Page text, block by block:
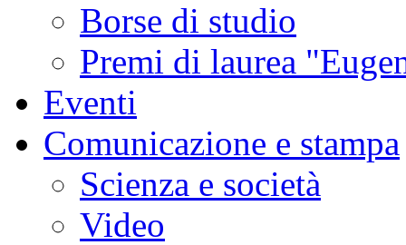
Borse di studio
Premi di laurea
Eventi
Comunicazione e stampa
Scienza e società
Video